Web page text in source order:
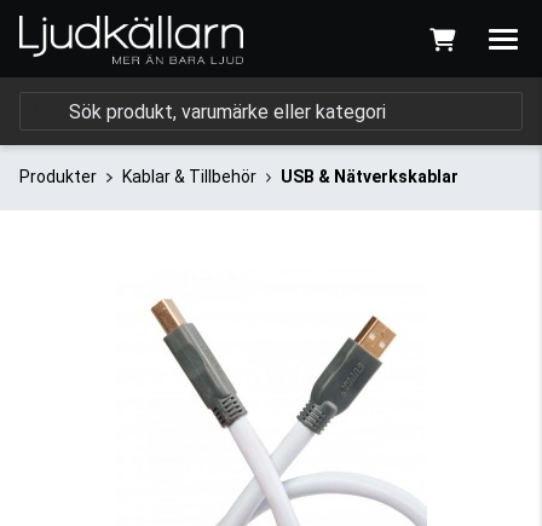
Produkter Kablar & Tillbehör USB & Nätverkskablar